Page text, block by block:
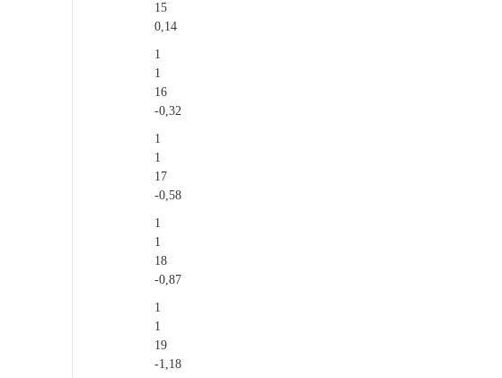
15
0,14
1
1
16
-0,32
1
1
17
-0,58
1
1
18
-0,87
1
1
19
-1,18